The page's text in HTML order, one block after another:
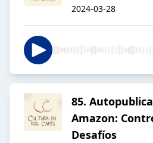
2024-03-28
85.
Amazon:
Desafíos